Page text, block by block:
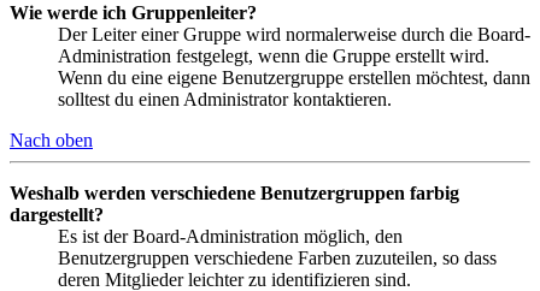
Wie werde ich Gruppenleiter?
Der Leiter einer Gruppe wird normalerweise durch die Board-
Administration festgelegt, wenn die Gruppe erstellt wird.
Wenn du eine eigene Benutzergruppe erstellen möchtest, dann
solltest du einen Administrator kontaktieren.
Nach oben
Weshalb werden verschiedene Benutzergruppen farbig
dargestellt?
Es ist der Board-Administration möglich, den
Benutzergruppen verschiedene Farben zuzuteilen, so dass
deren Mitglieder leichter zu identifizieren sind.